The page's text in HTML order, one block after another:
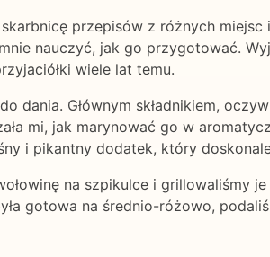
przepisów z różnych miejsc
nauczyć, jak go przygotować.
wiele lat temu.
dania. Głównym składnikiem,
mi, jak marynować go w
i pikantny dodatek, który
na szpikulce i grillowaliśmy
gotowa na średnio-różowo,